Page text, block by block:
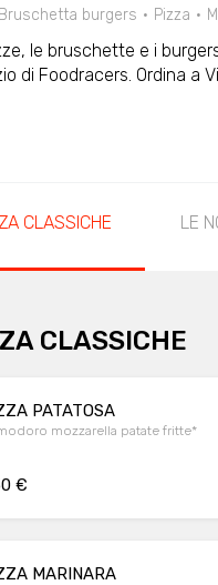
burgers Pizza
le bruschette e i
di Foodracers. Ordina a
CLASSICHE LE
CLASSICHE
PATATOSA
mozzarella patate fritte*
€
MARINARA